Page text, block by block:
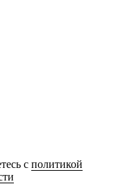
с политикой